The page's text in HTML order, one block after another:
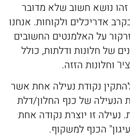
זהו נושא חשוב שלא מדובר
אדריכלים ולקוחות. אנחנו
על האלמנטים החשובים
של חלונות ודלתות, כולל
וחלונות הזזה.
נקודת נעילה אחת אשר
של כנף החלון/דלת
נעילה זו יוצרת נקודה אחת
הכנף למשקוף.